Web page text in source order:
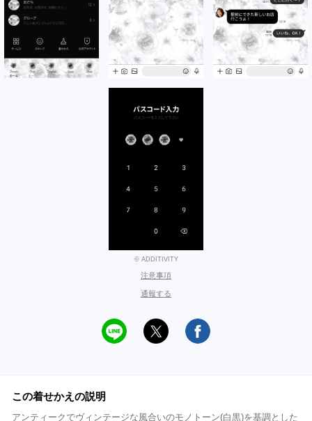
© ADDITIVITY
注意事項
通報する
この着せかえの説明
アンティークでヴィンテージな風合いのモノトーン(白黒)を基調とした